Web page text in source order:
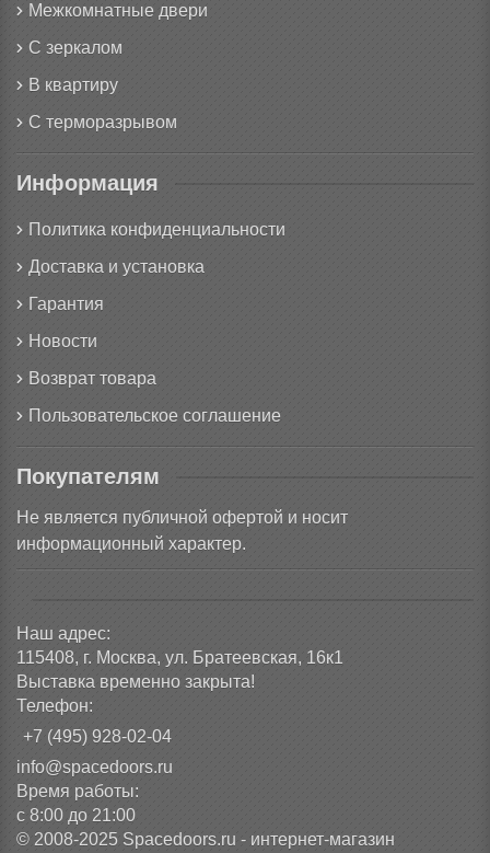
Межкомнатные двери
С зеркалом
В квартиру
С терморазрывом
Информация
Политика конфиденциальности
Доставка и установка
Гарантия
Новости
Возврат товара
Пользовательское соглашение
Покупателям
Не является публичной офертой и носит
информационный характер.
Наш адрес:
115408, г. Москва, ул. Братеевская, 16к1
Выставка временно закрыта!
Телефон:
+7 (495) 928-02-04
info@spacedoors.ru
Время работы:
с 8:00 до 21:00
© 2008-2025 Spacedoors.ru - интернет-магазин